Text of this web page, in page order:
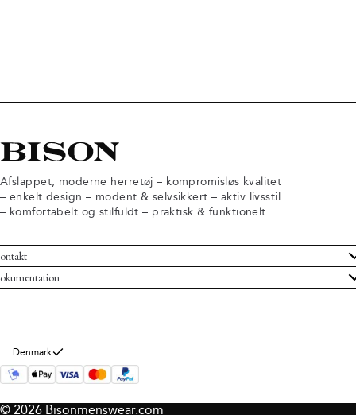
Afslappet, moderne herretøj – kompromisløs kvalitet
– enkelt design – modent & selvsikkert – aktiv livsstil
– komfortabelt og stilfuldt – praktisk & funktionelt.
Bisoninformation
Denmark
© 2026 Bisonmenswear.com